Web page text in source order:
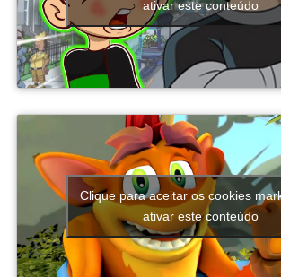
UP NEXT
MARIO KART 7 é só uma COPIA de
transformed?
DON'T MISS
Sonic Clássico é bom, mas o Sonic
Será mesmo?
O sistema de evolução
excelente
Outro destaque é o tradicional sistema
franquia.
ativar este conteúdo
Clique para aceitar os cookies
ativar este conteúdo